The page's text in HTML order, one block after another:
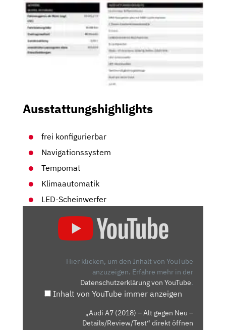
Ausstattungshighlights
frei konfigurierbar
Navigationssystem
Tempomat
Klimaautomatik
LED-Scheinwerfer
DETAILS/REVIEW/TEST“
Hier klicken, um den Inhalt von YouTube
anzuzeigen. Erfahre mehr in der
Datenschutzerklärung von YouTube.
Inhalt von YouTube immer anzeigen
„Audi A7 (2018) – Alt gegen Neu –
Details/Review/Test“ direkt öffnen